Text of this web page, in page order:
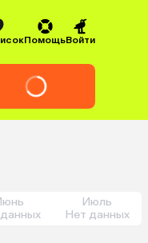
ПомощьВойти
Июль
Нет данных